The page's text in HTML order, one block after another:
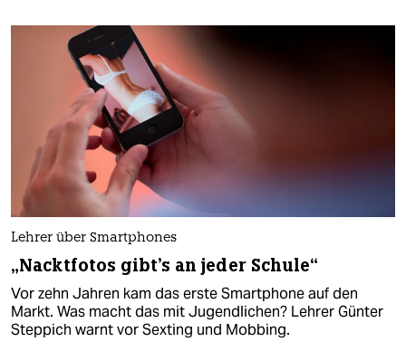
Lehrer über Smartphones
„Nacktfotos gibt's an jeder Schule“
Vor zehn Jahren kam das erste Smartphone auf den
Markt. Was macht das mit Jugendlichen? Lehrer Günter
Steppich warnt vor Sexting und Mobbing.